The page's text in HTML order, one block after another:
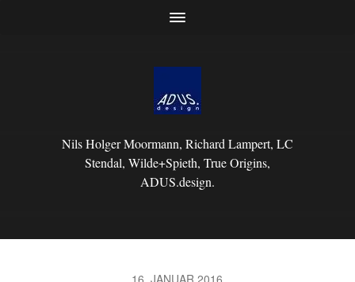
Nils Holger Moormann, Richard Lampert, LC
Stendal, Wilde+Spieth, True Origins,
ADUS.design.
16. JANUAR 2016